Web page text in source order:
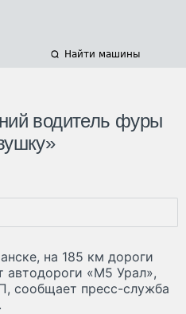
Найти машины
водитель фуры
на 185 км дороги
автодороги «М5 Урал»,
сообщает пресс-служба